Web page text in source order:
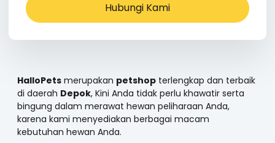
Hubungi Kami
HalloPets merupakan petshop terlengkap dan terbaik
di daerah Depok, Kini Anda tidak perlu khawatir serta
bingung dalam merawat hewan peliharaan Anda,
karena kami menyediakan berbagai macam
kebutuhan hewan Anda.